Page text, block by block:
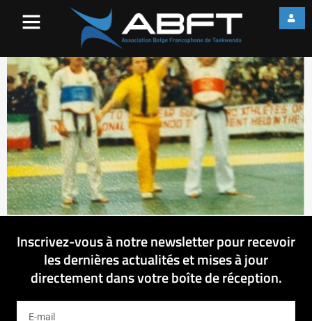
Inscrivez-vous à notre newsletter pour recevoir
les dernières actualités et mises à jour
directement dans votre boîte de réception.